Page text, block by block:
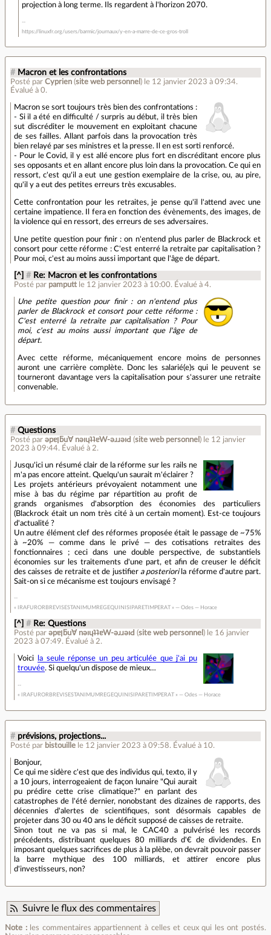
projection à long terme. Ils regardent à l'horizon 2070.
https://linuxfr.org/users/barmic/journaux/y-en-a-marre-de-ce-gros-troll
# Macron et les confrontations
Posté par Cyprien (site web personnel ) le 12 janvier 2023 à 09:34.
Évalué à 0.
Macron se sort toujours très bien des confrontations :
- Si il a été en difficulté / surpris au début, il très bien
sut discréditer le mouvement en exploitant chacune
de ses failles. Allant parfois dans la provocation très
bien relayé par ses ministres et la presse. Il en est sorti renforcé.
- Pour le Covid, il y est allé encore plus fort en discréditant encore plus
ses opposants et en allant encore plus loin dans la provocation. Ce qui en
ressort, c'est qu'il a eut une gestion exemplaire de la crise, ou, au pire,
qu'il y a eut des petites erreurs très excusables.
Cette confrontation pour les retraites, je pense qu'il l'attend avec une
certaine impatience. Il fera en fonction des évènements, des images, de
la violence qui en ressort, des erreurs de ses adversaires.
Une petite question pour finir : on n'entend plus parler de Blackrock et
consort pour cette réforme : C'est enterré la retraite par capitalisation ?
Pour moi, c'est au moins aussi important que l'âge de départ.
[^] # Re: Macron et les confrontations
Posté par pamputt le 12 janvier 2023 à 10:00. Évalué à4.
Une petite question pour finir : on n'entend plus
parler de Blackrock et consort pour cette réforme :
C'est enterré la retraite par capitalisation ? Pour
moi, c'est au moins aussi important que l'âge de
départ.
Avec cette réforme, mécaniquement encore moins de personnes
auront une carrière complète. Donc les salarié(e)s qui le peuvent se
tourneront davantage vers la capitalisation pour s'assurer une retraite
convenable.
# Questions
Posté par ǝpɐןƃu∀ nǝıɥʇʇɐW-ǝɹɹǝıԀ (site web personnel ) le 12 janvier
2023 à 09:44. Évalué à 2.
Jusqu'ici un résumé clair de la réforme sur les rails ne
m'a pas encore atteint. Quelqu'un saurait m'éclairer ?
Les projets antérieurs prévoyaient notamment une
mise à bas du régime par répartition au profit de
grands organismes d'absorption des économies des particuliers
(Blackrock était un nom très cité à un certain moment). Est-ce toujours
d'actualité ?
Un autre élément clef des réformes proposée était le passage de ~75%
à ~20% — comme dans le privé — des cotisations retraites des
fonctionnaires ; ceci dans une double perspective, de substantiels
économies sur les traitements d'une part, et afin de creuser le déficit
des caisses de retraite et de justifier a posteriorila réforme d'autre part.
Sait-on si ce mécanisme est toujours envisagé ?
« IRAFURORBREVISESTANIMUMREGEQUINISIPARETIMPERAT » — Odes — Horace
[^] # Re: Questions
Posté par ǝpɐןƃu∀ nǝıɥʇʇɐW-ǝɹɹǝıԀ (site web personnel ) le 16 janvier
2023 à 07:49. Évalué à2.
Voici
la seule réponse un peu articulée que j'ai pu
trouvée. Si quelqu'un dispose de mieux…
« IRAFURORBREVISESTANIMUMREGEQUINISIPARETIMPERAT » — Odes — Horace
# prévisions, projections...
Posté par bistouille le 12 janvier 2023 à 09:58. Évalué à 10.
Bonjour,
Ce qui me sidère c'est que des individus qui, texto, il y
a 10 jours, interrogeaient de façon lunaire "Qui aurait
pu prédire cette crise climatique?" en parlant des
catastrophes de l'été dernier, nonobstant des dizaines de rapports, des
décennies d'alertes de scientifiques, sont désormais capables de
projeter dans 30 ou 40 ans le déficit supposé de caisses de retraite.
Sinon tout ne va pas si mal, le CAC40 a pulvérisé les records
précédents, distribuant quelques 80 milliards d'€ de dividendes. En
imposant quelques sacrifices de plus à la plèbe, on devrait pouvoir passer
la barre mythique des 100 milliards, et attirer encore plus
d'investisseurs, non?
Suivre le flux des commentaires
Note :les commentaires appartiennent à celles et ceux qui les ont postés.